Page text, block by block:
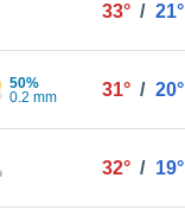
33° / 21°
50%
0.2 mm
31° / 20°
32° / 19°